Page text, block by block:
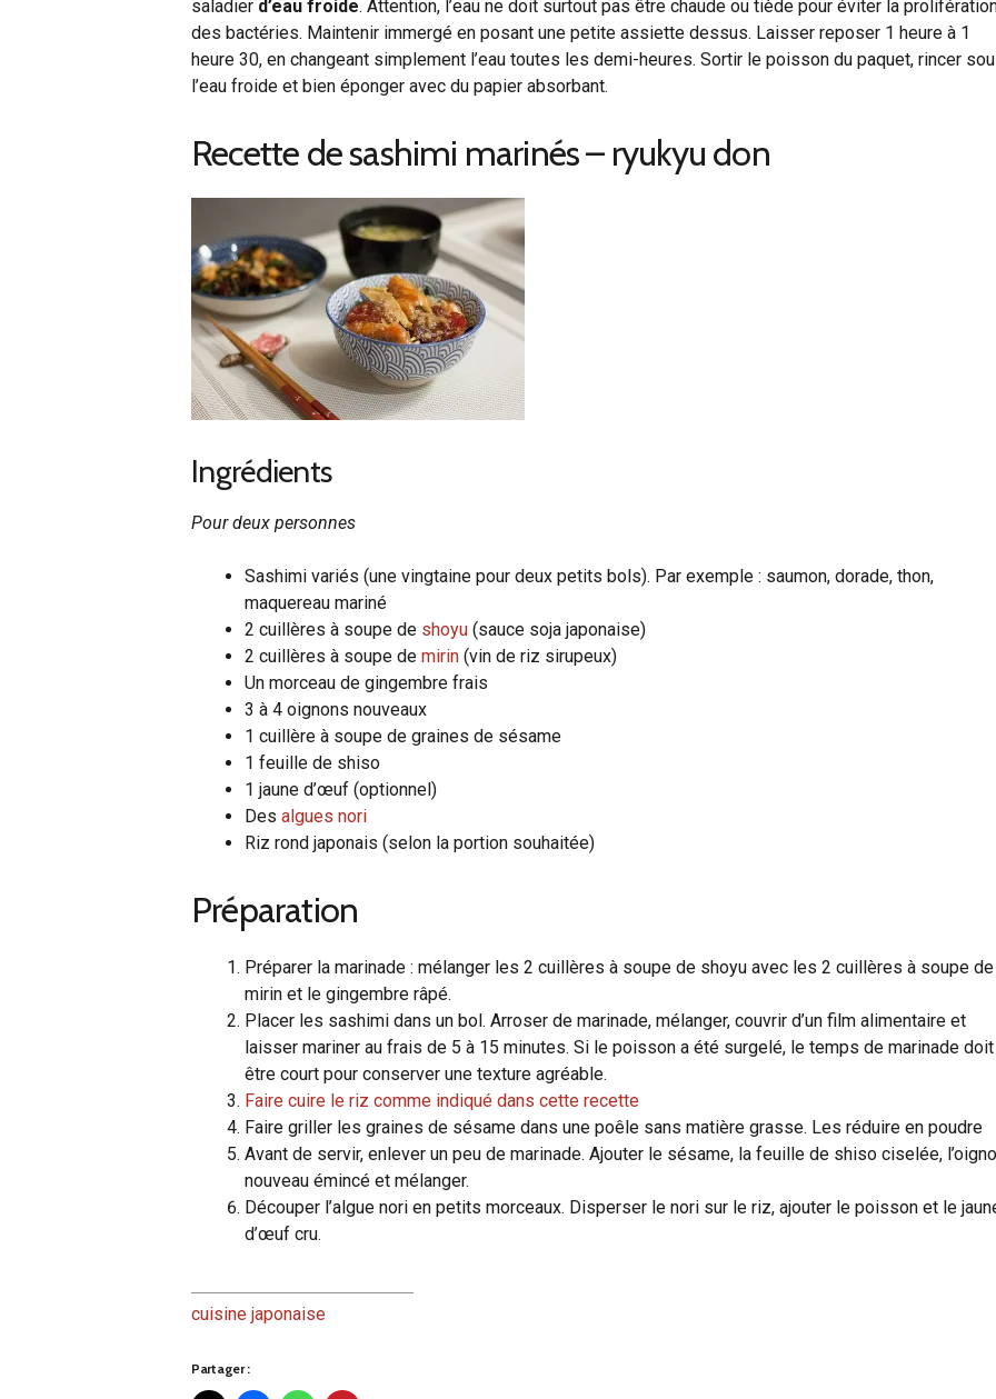
saladier d’eau froide. Attention, l’eau ne doit surtout pas être chaude ou tiède pour éviter la
des bactéries. Maintenir immergé en posant une petite assiette dessus. Laisser reposer 1 heure à 1
heure 30, en changeant simplement l’eau toutes les demi-heures. Sortir le poisson du paquet, rincer
l’eau froide et bien éponger avec du papier absorbant.
Recette de sashimi marinés – ryukyu don
Ingrédients
Pour deux personnes
Sashimi variés (une vingtaine pour deux petits bols). Par exemple : saumon, dorade, thon,
maquereau mariné
2 cuillères à soupe de shoyu (sauce soja japonaise)
2 cuillères à soupe de mirin (vin de riz sirupeux)
Un morceau de gingembre frais
3 à 4 oignons nouveaux
1 cuillère à soupe de graines de sésame
1 feuille de shiso
1 jaune d’œuf (optionnel)
Des algues nori
Riz rond japonais (selon la portion souhaitée)
Préparation
Préparer la marinade : mélanger les 2 cuillères à soupe de shoyu avec les 2 cuillères à soupe de
mirin et le gingembre râpé.
Placer les sashimi dans un bol. Arroser de marinade, mélanger, couvrir d’un film alimentaire et
laisser mariner au frais de 5 à 15 minutes. Si le poisson a été surgelé, le temps de marinade doit
être court pour conserver une texture agréable.
Faire cuire le riz comme indiqué dans cette recette
Faire griller les graines de sésame dans une poêle sans matière grasse. Les réduire en poudre
Avant de servir, enlever un peu de marinade. Ajouter le sésame, la feuille de shiso ciselée,
nouveau émincé et mélanger.
Découper l’algue nori en petits morceaux. Disperser le nori sur le riz, ajouter le poisson et le
d’œuf cru.
cuisine japonaise
Partager :